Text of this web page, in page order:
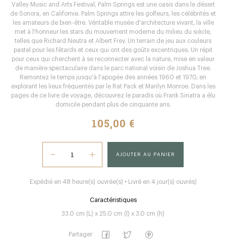
Valley Music and Arts Festival, Palm Springs est une oasis dans le désert
de Sonora, en Californie. Palm Springs attire les golfeurs, les célébrités et
les amateurs de bien-être. Véritable musée d'architecture vivant, la ville
met à l'honneur les stars du mouvement moderne du milieu du siècle,
telles que Richard Neutra et Albert Frey. Un terrain de jeu aux couleurs
pastel pour les fêtards et ceux qui ont des goûts excentriques. Un répit
pour ceux qui cherchent à se reconnecter avec la nature, mise en valeur
de manière spectaculaire dans le parc national voisin de Joshua Tree.
Remontez le temps jusqu'à l'apogée des années 1960 et 1970, en
explorant les lieux fréquentés par le Rat Pack et Marilyn Monroe. Dans les
pages de ce livre de voyage, découvrez le paradis où Frank Sinatra a élu
domicile pendant plus de cinquante ans.
105,00 €
AJOUTER AU PANIER
Expédié en 48 heure(s) ouvrée(s) • Livré en 4 jour(s) ouvrés)
Caractéristiques
33.0 cm (L) x 25.0 cm (l) x 3.0 cm (h)
Partager